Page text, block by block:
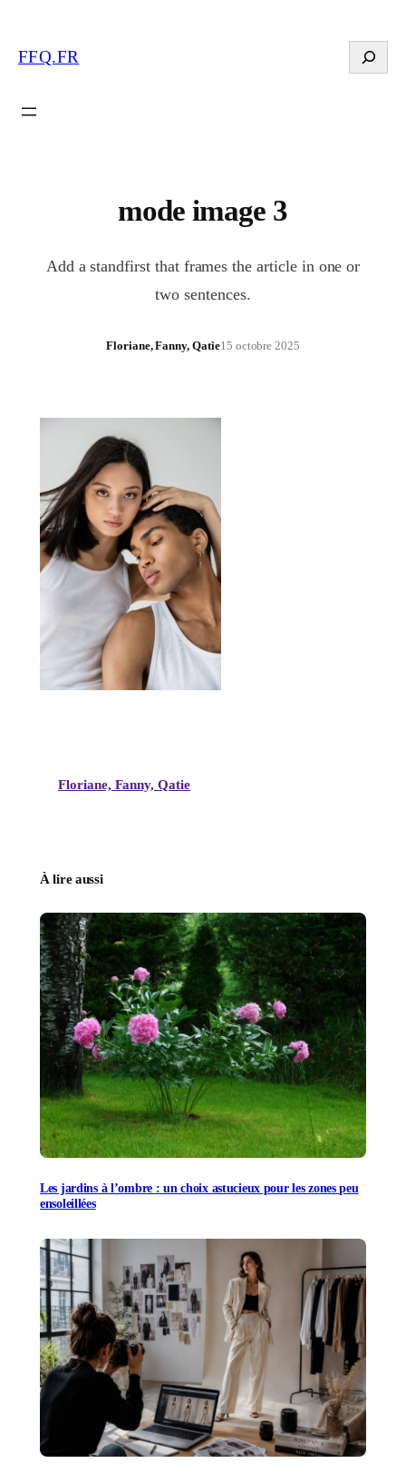
FFQ.FR Search
mode image 3
Add a standfirst that frames the article in one or
two sentences.
Floriane, Fanny, Qatie15 octobre 2025
Floriane, Fanny, Qatie
À lire aussi
Les jardins à l’ombre : un choix astucieux pour les zones peu
ensoleillées